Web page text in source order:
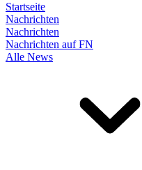
Startseite
Nachrichten
Nachrichten
Nachrichten auf FN
Alle News